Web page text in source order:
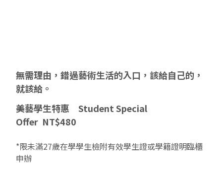
無需理由，錯過藝術生活的入口，該給自己的，
就該給。
美藝學生特惠 Student Special
Offer NT$480
*限未滿27歲在學學生檢附有效學生證或學籍證明臨櫃
申辦